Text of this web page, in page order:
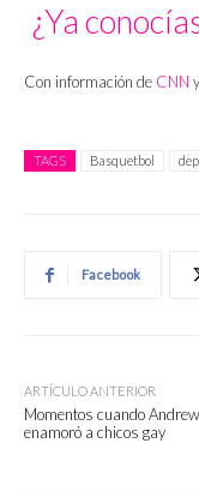
¿Ya
Con información de CNN y
TAGS Basquetbol
Facebook
ARTÍCULO ANTERIOR
Momentos cuando
enamoró a chicos gay